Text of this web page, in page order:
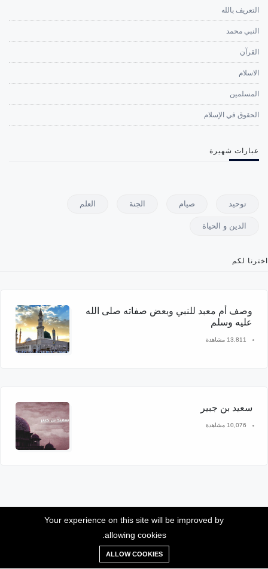
التعريف بالله
النبي محمد
القرآن
الاسلام
المسلمين
الحقوق في الإسلام
عبارات شهيرة
توحيد صيام الجنة العلم
الدين و الحياة
اخترنا لكم
وصف أم معبد للنبي وبعض صفاته صلى الله
عليه وسلم
13,811 مشاهدة
سعيد بن جبير
10,076 مشاهدة
Your experience on this site will be improved by
allowing cookies.
ALLOW COOKIES